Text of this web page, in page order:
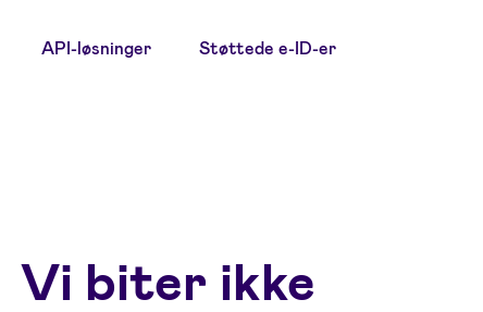
API-løsninger Støttede e-ID-er
Vi biter ikke